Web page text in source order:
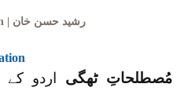
Rasheed Hasan Khan | رشید حسن خان
مُصطلحاتِ ٹھگی اردو کے